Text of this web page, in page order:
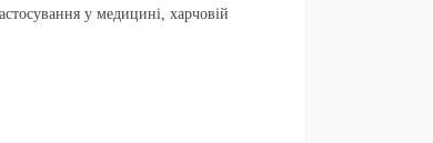
у медицині, харчовій